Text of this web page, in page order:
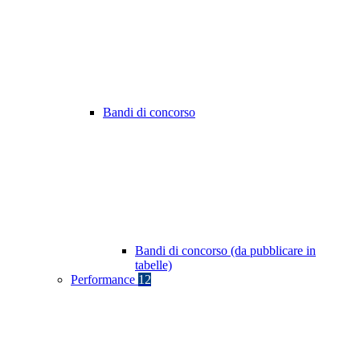
Bandi di concorso
Bandi di concorso (da pubblicare in
tabelle)
Performance 12